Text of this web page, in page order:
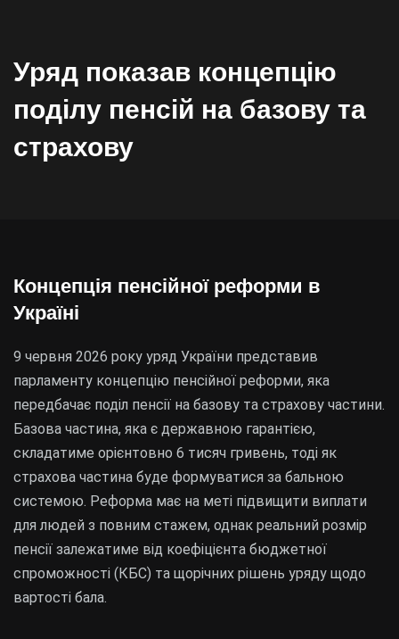
Уряд показав концепцію
поділу пенсій на базову та
страхову
Концепція пенсійної реформи в
Україні
9 червня 2026 року уряд України представив
парламенту концепцію пенсійної реформи, яка
передбачає поділ пенсії на базову та страхову частини.
Базова частина, яка є державною гарантією,
складатиме орієнтовно 6 тисяч гривень, тоді як
страхова частина буде формуватися за бальною
системою. Реформа має на меті підвищити виплати
для людей з повним стажем, однак реальний розмір
пенсії залежатиме від коефіцієнта бюджетної
спроможності (КБС) та щорічних рішень уряду щодо
вартості бала.